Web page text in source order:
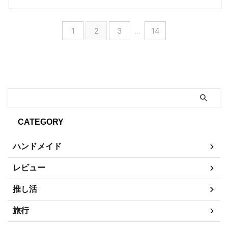
1 2 3 … 14
CATEGORY
ハンドメイド
レビュー
推し活
旅行